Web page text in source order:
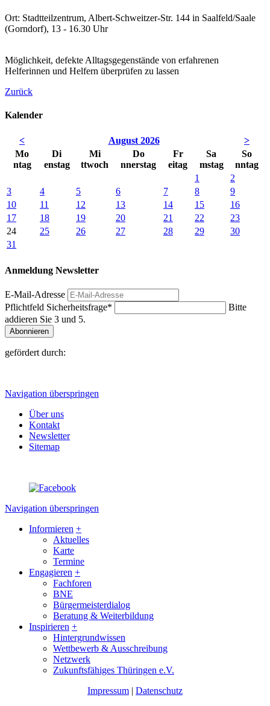
Ort: Stadtteilzentrum, Albert-Schweitzer-Str. 144 in Saalfeld/Saale
(Gorndorf), 13 - 16.30 Uhr
Möglichkeit, defekte Alltagsgegenstände von erfahrenen
Helferinnen und Helfern überprüfen zu lassen
Zurück
Kalender
< August 2026
>
Mo
ntag
Di
enstag
Mi
ttwoch
Do
nnerstag
Fr
eitag
Sa
mstag
So
nntag
1
2
3
4 5 6 7 8
9
10
11 12 13 14 15
16
17
18 19 20 21 22
23
24
25 26 27 28 29
30
31
Anmeldung Newsletter
E-Mail-Adresse
Pflichtfeld Sicherheitsfrage*
Bitte
addieren Sie 3 und 5.
Abonnieren
gefördert durch:
Navigation überspringen
Über uns
Kontakt
Newsletter
Sitemap
Navigation überspringen
Informieren +
Aktuelles
Karte
Termine
Engagieren +
Fachforen
BNE
Bürgermeisterdialog
Beratung & Weiterbildung
Inspirieren +
Hintergrundwissen
Wettbewerb & Ausschreibung
Netzwerk
Zukunftsfähiges Thüringen e.V.
Impressum | Datenschutz